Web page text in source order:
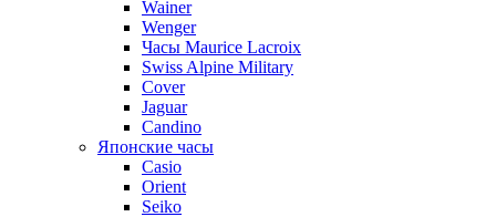
Wainer
Wenger
Часы Maurice Lacroix
Swiss Alpine Military
Cover
Jaguar
Candino
Японские часы
Casio
Orient
Seiko